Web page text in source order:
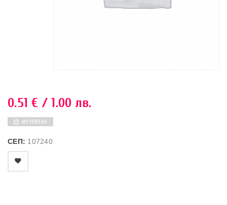
0.51€ / 1.00 лв.
ИЗЧЕРПАН
СЕП: 107240